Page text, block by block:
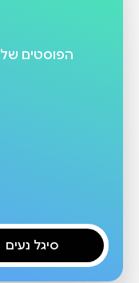
הפוסטים של
סיגל נעים